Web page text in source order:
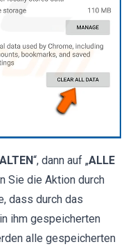
“, dann auf „ALLE
Sie die Aktion durch
dass durch das
ihm gespeicherten
alle gespeicherten